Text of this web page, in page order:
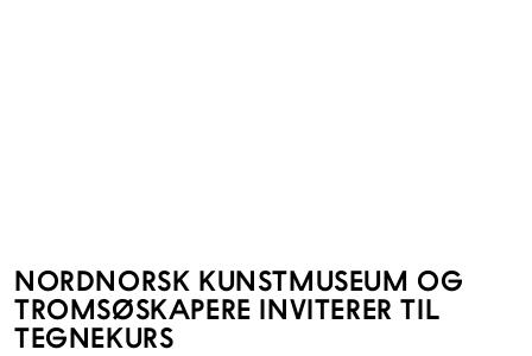
NORDNORSK KUNSTMUSEUM OG
TROMSØSKAPERE INVITERER TIL
TEGNEKURS